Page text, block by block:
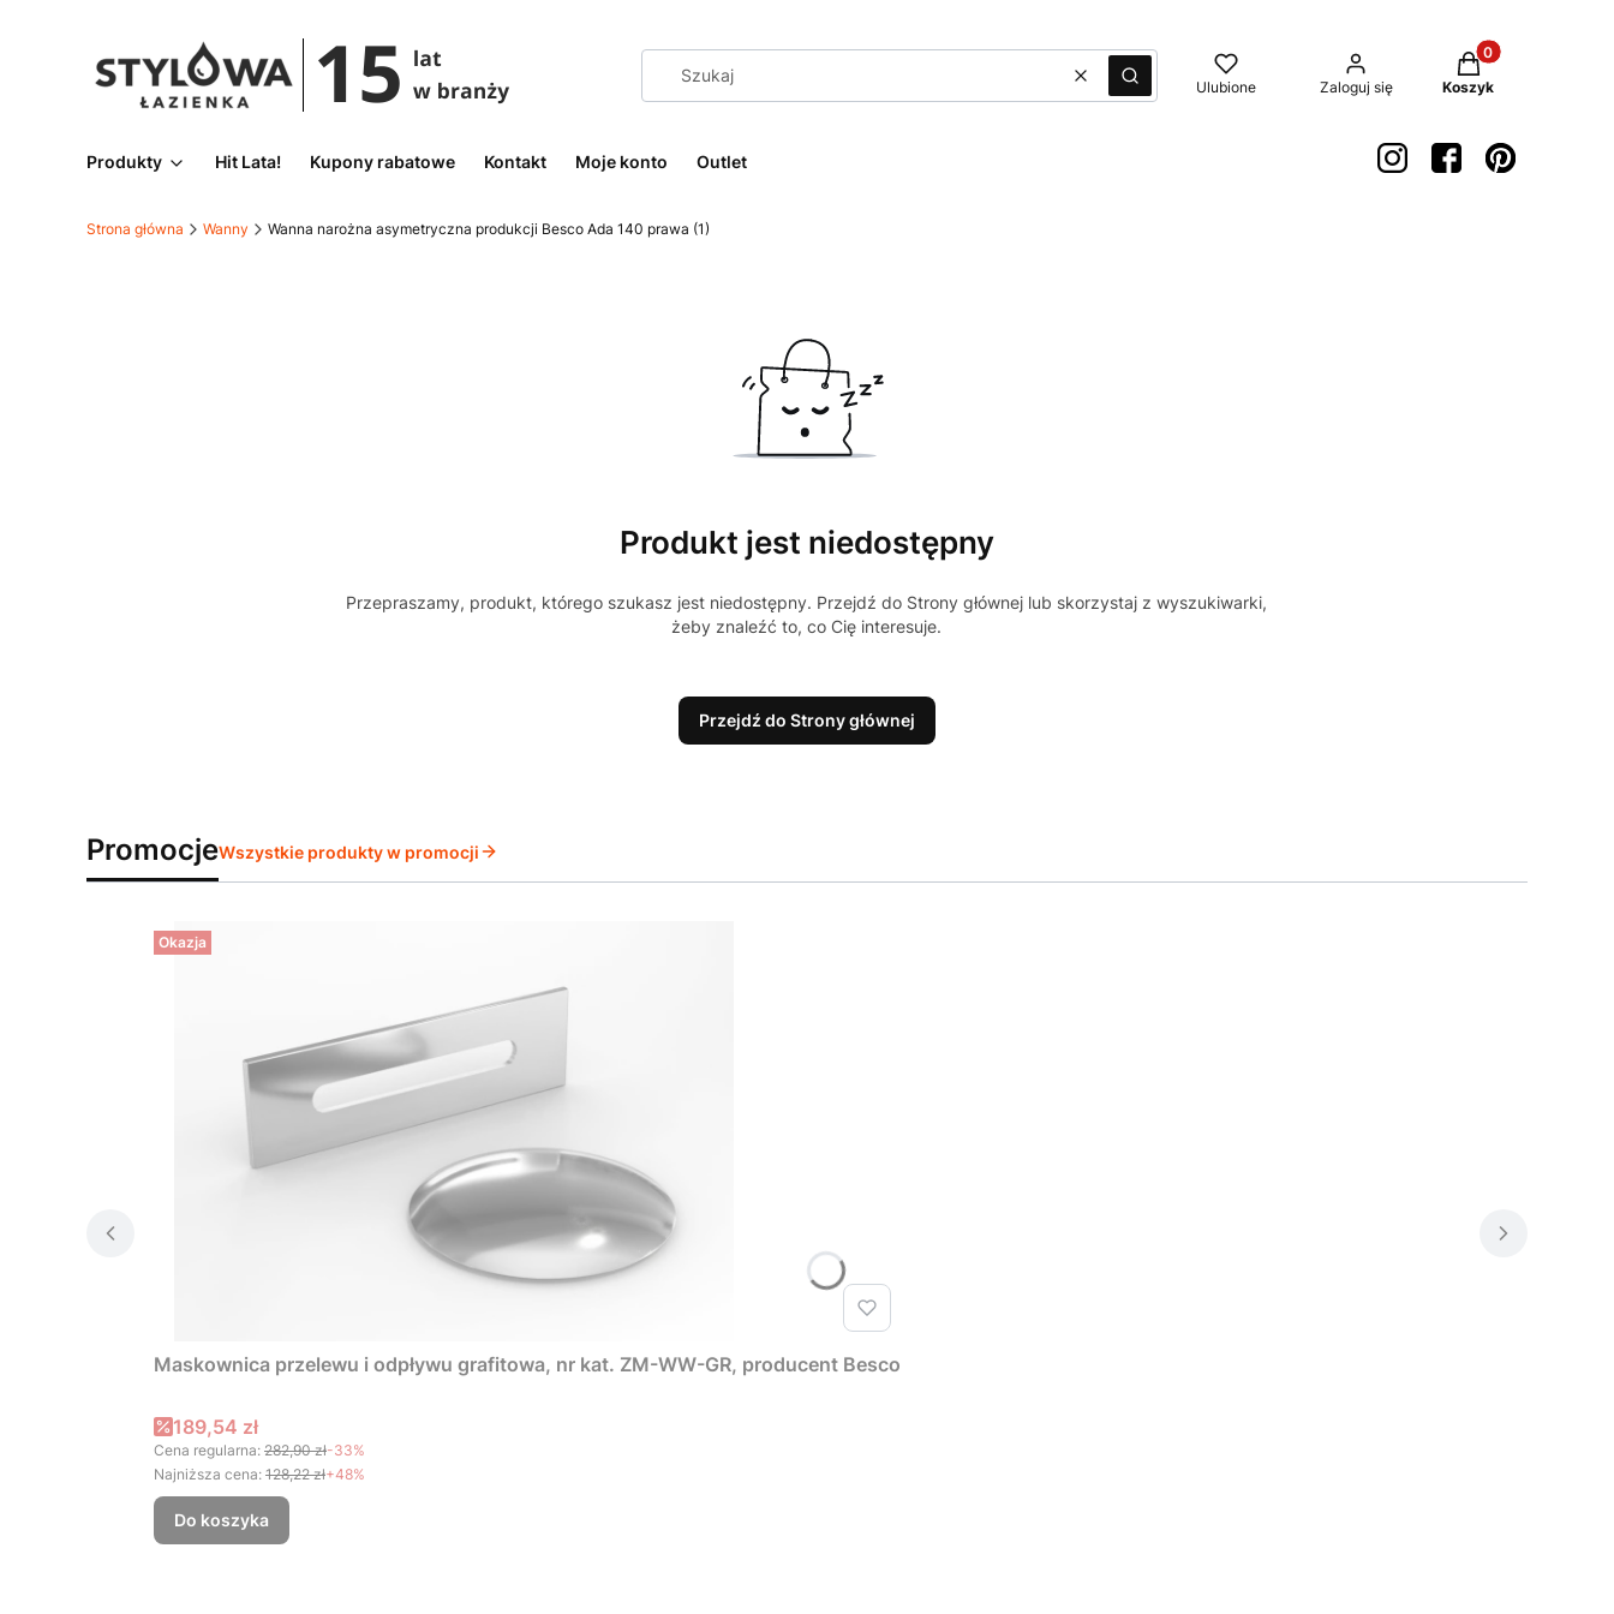
WyczyśćSzukaj Ulubione Zaloguj się
Produkty w
Koszyk
Produkty Hit Lata! Kupony rabatowe Kontakt Moje konto Outlet
Strona główna Wanny Wanna narożna asymetryczna produkcji Besco Ada 140 prawa (1)
Produkt jest niedostępny
Przepraszamy, produkt, którego szukasz jest niedostępny. Przejdź do Strony głównej lub skorzystaj z wyszukiwarki,
żeby znaleźć to, co Cię interesuje.
Przejdź do Strony głównej
PromocjeWszystkie produkty w promocji
Okazja
Maskownica przelewu i odpływu grafitowa, nr kat. ZM-WW-GR, producent Besco
Cena promocyjna
189,54 zł
Cena regularna: 282,90 zł-33%
Najniższa cena: 128,22 zł+48%
Do koszyka